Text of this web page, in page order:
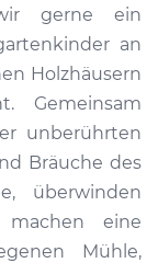
gerne ein
an
Holzhäusern
Gemeinsam
unberührten
Bräuche des
überwinden
machen eine
Mühle,